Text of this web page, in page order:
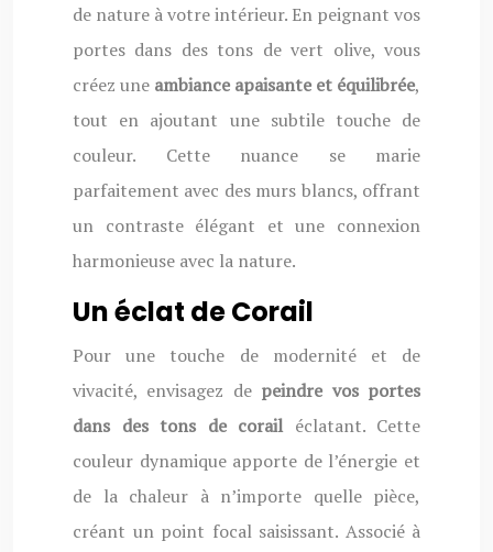
de nature à votre intérieur. En peignant vos
portes dans des tons de vert olive, vous
créez une ambiance apaisante et équilibrée,
tout en ajoutant une subtile touche de
couleur. Cette nuance se marie
parfaitement avec des murs blancs, offrant
un contraste élégant et une connexion
harmonieuse avec la nature.
Un éclat de Corail
Pour une touche de modernité et de
vivacité, envisagez de peindre vos portes
dans des tons de corailéclatant. Cette
couleur dynamique apporte de l’énergie et
de la chaleur à n’importe quelle pièce,
créant un point focal saisissant. Associé à